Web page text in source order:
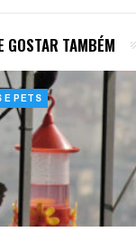
GOSTAR TAMBÉM
E PETS